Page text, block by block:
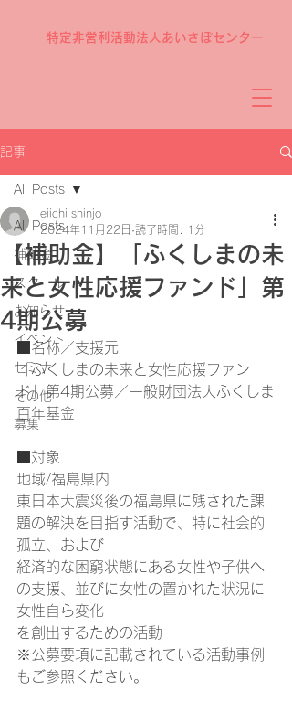
特定非営利活動法人あいさぽセンター
記事
All Posts
補助金
スクール
お知らせ
イベント
セミナー
その他
募集
All Posts
【補助金】「ふくしまの未
来と女性応援ファンド」第
4期公募
eiichi shinjo
2024年11月22日 読了時間: 1分
■名称／支援元
「ふくしまの未来と女性応援ファン
ド」第4期公募／一般財団法人ふくしま
百年基金
■対象
地域/福島県内
東日本大震災後の福島県に残された課
題の解決を目指す活動で、特に社会的
孤立、および
経済的な困窮状態にある女性や子供へ
の支援、並びに女性の置かれた状況に
女性自ら変化
を創出するための活動
※公募要項に記載されている活動事例
もご参照ください。